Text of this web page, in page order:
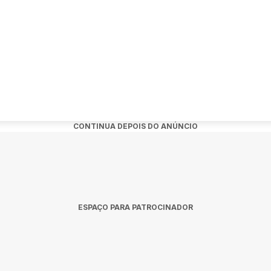
CONTINUA DEPOIS DO ANÚNCIO
ESPAÇO PARA PATROCINADOR